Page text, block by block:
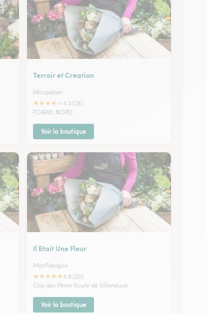
Terroir et Creation
Monpazier
★★★★
4.3 (28)
FOIRAIL NORD
Voir la boutique
Il Etait Une Fleur
Monflanquin
★★★★★4.8 (20)
Clos des Pères Route de Villeneuve
Voir la boutique